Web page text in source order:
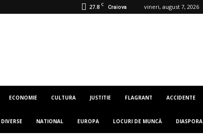
27.8 C Craiova vineri, august 7, 2026
ECONOMIE CULTURA JUSTITIE FLAGRANT ACCIDENTE
DIVERSE NATIONAL EUROPA LOCURI DE MUNCĂ DIASPORA